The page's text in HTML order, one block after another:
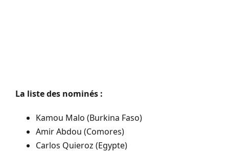
La liste des nominés :
Kamou Malo (Burkina Faso)
Amir Abdou (Comores)
Carlos Quieroz (Egypte)